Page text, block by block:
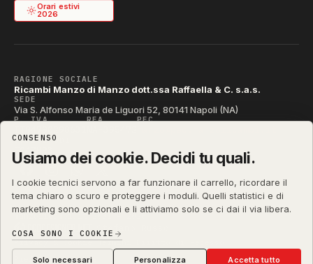
Orari estivi
2026
RAGIONE SOCIALE
Ricambi Manzo di Manzo dott.ssa Raffaella & C. s.a.s.
SEDE
Via S. Alfonso Maria de Liguori 52, 80141 Napoli (NA)
P. IVA REA PEC
CODICE SDI
T04ZHR3
manzoricambi.it ©
Stefano Russo
Privacy & Cookie·Termini
Preferenze cookie
CONSENSO
Usiamo dei cookie. Decidi tu quali.
I cookie tecnici servono a far funzionare il carrello, ricordare il
tema chiaro o scuro e proteggere i moduli. Quelli statistici e di
marketing sono opzionali e li attiviamo solo se ci dai il via libera.
COSA SONO I COOKIE
Solo necessari Personalizza Accetta tutto